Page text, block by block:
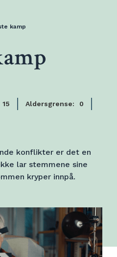
kamp
15 Aldersgrense: 0
konflikter er det en
lar stemmene sine
kryper innpå.